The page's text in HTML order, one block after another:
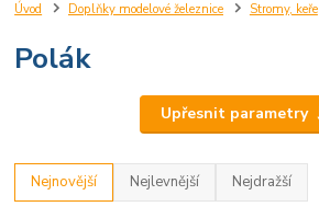
Úvod Doplňky modelové železnice Stromy, keře
Polák
Upřesnit parametry
Nejnovější Nejlevnější Nejdražší